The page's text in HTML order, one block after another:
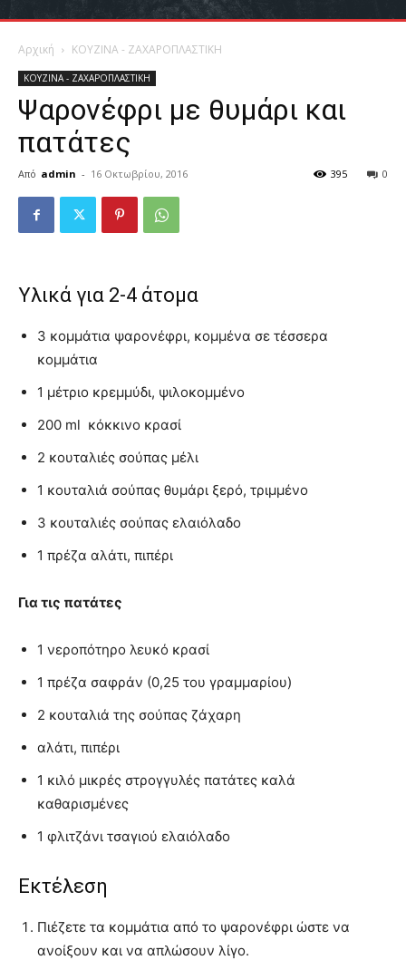
Αρχική ΚΟΥΖΙΝΑ - ΖΑΧΑΡΟΠΛΑΣΤΙΚΗ
ΚΟΥΖΙΝΑ - ΖΑΧΑΡΟΠΛΑΣΤΙΚΗ
Ψαρονέφρι με θυμάρι και
πατάτες
Από admin - 16 Οκτωβρίου, 2016 0
395
Υλικά για 2-4 άτομα
3 κομμάτια ψαρονέφρι, κομμένα σε τέσσερα
κομμάτια
1 μέτριο κρεμμύδι, ψιλοκομμένο
200 ml κόκκινο κρασί
2 κουταλιές σούπας μέλι
1 κουταλιά σούπας θυμάρι ξερό, τριμμένο
3 κουταλιές σούπας ελαιόλαδο
1 πρέζα αλάτι, πιπέρι
Για τις πατάτες
1 νεροπότηρο λευκό κρασί
1 πρέζα σαφράν (0,25 του γραμμαρίου)
2 κουταλιά της σούπας ζάχαρη
αλάτι, πιπέρι
1 κιλό μικρές στρογγυλές πατάτες καλά
καθαρισμένες
1 φλιτζάνι τσαγιού ελαιόλαδο
Εκτέλεση
Πιέζετε τα κομμάτια από το ψαρονέφρι ώστε να
ανοίξουν και να απλώσουν λίγο.